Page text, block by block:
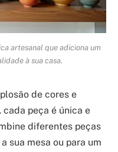
artesanal que adiciona um
à sua casa.
de cores e
peça é única e
diferentes peças
sua mesa ou para um